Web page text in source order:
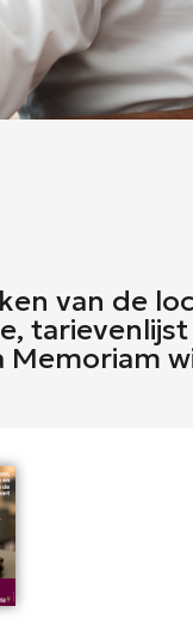
van de